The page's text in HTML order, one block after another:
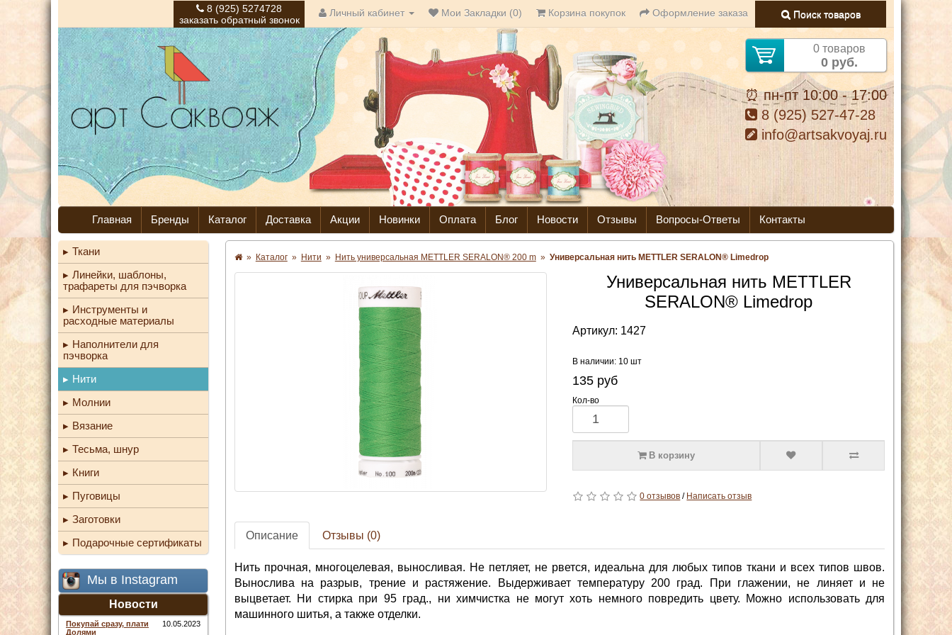
8 (925) 5274728
заказать обратный звонок
Личный кабинет Мои Закладки (0) Корзина покупок Оформление заказа Поиск товаров
0 товаров
0 руб.
⏰ пн-пт 10:00 - 17:00
8 (925) 527-47-28
info@artsakvoyaj.ru
Главная Бренды Каталог Доставка Акции Новинки Оплата Блог Новости Отзывы Вопросы-Ответы Контакты
Ткани
Линейки, шаблоны,
трафареты для пэчворка
Инструменты и
расходные материалы
Наполнители для
пэчворка
Нити
Молнии
Вязание
Тесьма, шнур
Книги
Пуговицы
Заготовки
Подарочные сертификаты
Мы в Instagram
Новости
Покупай сразу, плати
Долями
10.05.2023
» Каталог » Нити » Нить универсальная METTLER SERALON® 200 m » Универсальная нить METTLER SERALON® Limedrop
Универсальная нить METTLER
SERALON® Limedrop
Артикул: 1427
В наличии: 10 шт
135 руб
Кол-во
В корзину
0 отзывов / Написать отзыв
Описание Отзывы (0)
Нить прочная, многоцелевая, выносливая. Не петляет, не рвется, идеальна для любых типов ткани и всех типов швов.
Вынослива на разрыв, трение и растяжение. Выдерживает температуру 200 град. При глажении, не линяет и не
выцветает. Ни стирка при 95 град., ни химчистка не могут хоть немного повредить цвету. Можно использовать для
машинного шитья, а также отделки.